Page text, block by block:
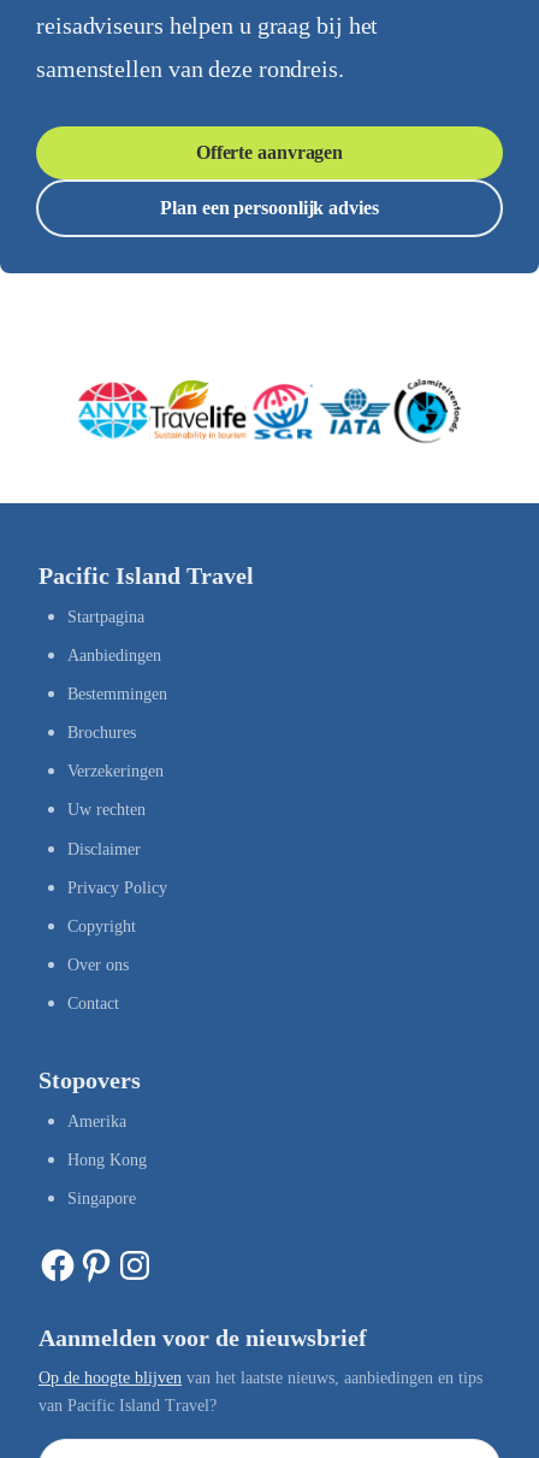
reisadviseurs helpen u graag bij het
samenstellen van deze rondreis.
Offerte aanvragen
Plan een persoonlijk advies
Pacific Island Travel
Startpagina
Aanbiedingen
Bestemmingen
Brochures
Verzekeringen
Uw rechten
Disclaimer
Privacy Policy
Copyright
Over ons
Contact
Stopovers
Amerika
Hong Kong
Singapore
Facebook Pinterest Instagram
Aanmelden voor de nieuwsbrief
Op de hoogte blijven van het laatste nieuws, aanbiedingen en tips
van Pacific Island Travel?
E